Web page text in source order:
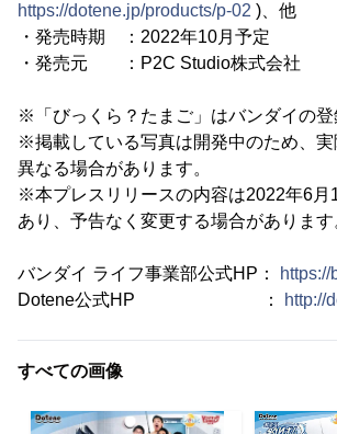
https://dotene.jp/products/p-02 )、他
・発売時期 ：2022年10月予定
・発売元 ：P2C Studio株式会社
※「びっくら？たまご」はバンダイの登
※掲載している写真は開発中のため、
異なる場合があります。
※本プレスリリースの内容は2022年6月
あり、予告なく変更する場合があります
バンダイ ライフ事業部公式HP：
Dotene公式HP ：
http://
すべての画像